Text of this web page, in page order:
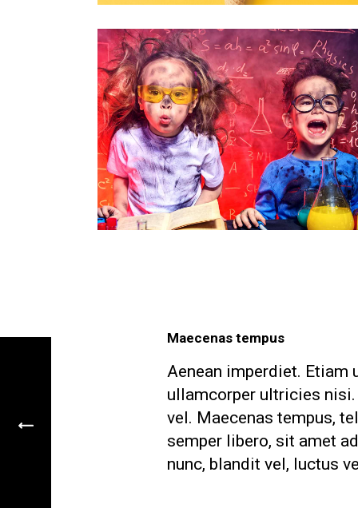
Maecenas tempus
Aenean imperdiet. Etiam
ullamcorper ultricies
vel. Maecenas tempus,
semper libero, sit amet
nunc, blandit vel, luctus